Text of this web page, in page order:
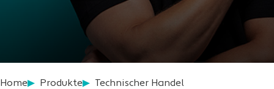
Home Produkte
Technischer Handel